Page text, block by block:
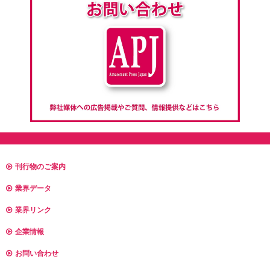
刊行物のご案内
業界データ
業界リンク
企業情報
お問い合わせ